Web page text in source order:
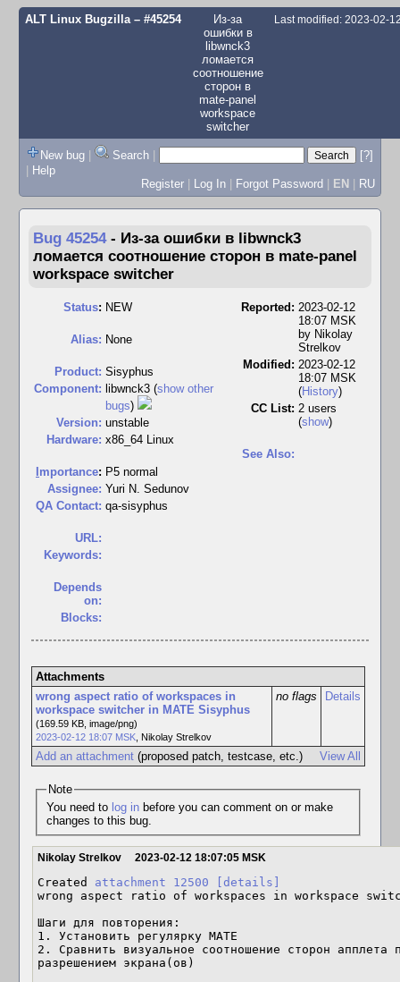
ALT Linux Bugzilla– #45254
Из-за
ошибки в
libwnck3
ломается
соотношение
сторон в
mate-panel
workspace
switcher
Last modified: 2023-02-
New bug | Search |
[?]
| Help
Register | Log In | Forgot Password | EN | RU
Bug 45254 - Из-за ошибки в libwnck3
ломается соотношение сторон в mate-panel
workspace switcher
Status: NEW
Alias: None
Product: Sisyphus
Component: libwnck3 (show other
bugs)
Version: unstable
Hardware: x86_64 Linux
mportance: P5 normal
Assignee: Yuri N. Sedunov
QA Contact: qa-sisyphus
URL:
Keywords:
Depends
on:
Blocks:
Reported: 2023-02-12
18:07 MSK
by Nikolay
Strelkov
Modified: 2023-02-12
18:07 MSK
(History)
CC List: 2 users
(show)
See Also:
Attachments
wrong aspect ratio of workspaces in
workspace switcher in MATE Sisyphus
(169.59 KB, image/png)
2023-02-12 18:07 MSK, Nikolay Strelkov
no flags Details
View All
Add an attachment(proposed patch, testcase, etc.)
Note
You need to log inbefore you can comment on or make
changes to this bug.
Nikolay Strelkov 2023-02-12 18:07:05 MSK
Created attachment 12500
[details]
wrong aspect ratio of workspaces in workspace
Шаги для повторения:
1. Установить регулярку MATE
2. Сравнить визуальное соотношение сторон апплета
разрешением экрана(ов)